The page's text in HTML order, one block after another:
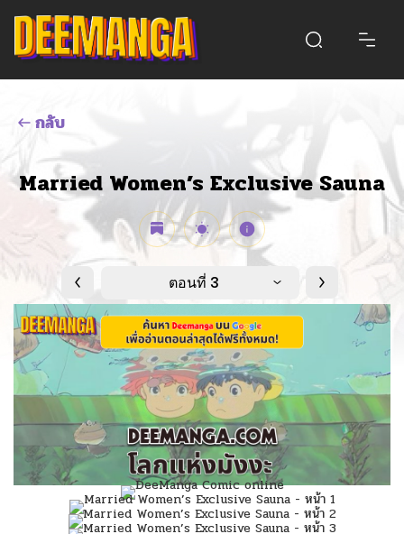
กลับ
Married Women’s Exclusive Sauna
ตอนที่ 3